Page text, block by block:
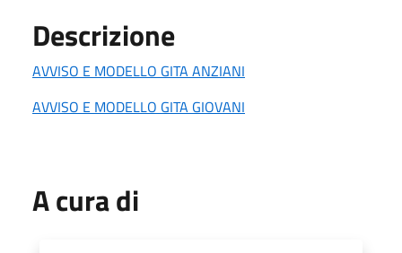
Descrizione
AVVISO E MODELLO GITA ANZIANI
AVVISO E MODELLO GITA GIOVANI
A cura di